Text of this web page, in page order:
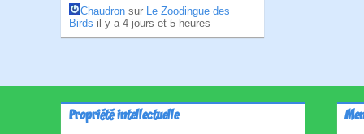
Chaudron sur Le Zoodingue des
Birds il y a 4 jours et 5 heures
Propriété intellectuelle